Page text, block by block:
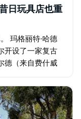
日玩具店也重
玛格丽特·哈德
开设了一家复古
德（来自费什威